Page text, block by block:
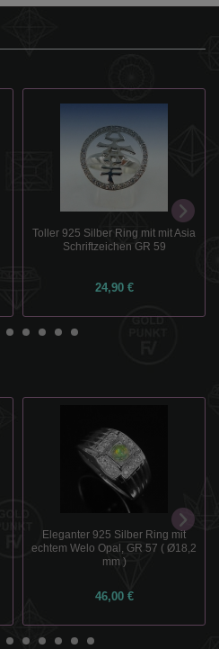
Toller 925 Silber Ring mit mit Asia
Schriftzeichen GR 59
24,90 €
Eleganter 925 Silber Ring mit
echtem Welo Opal, GR 57 ( Ø18,2
mm )
46,00 €